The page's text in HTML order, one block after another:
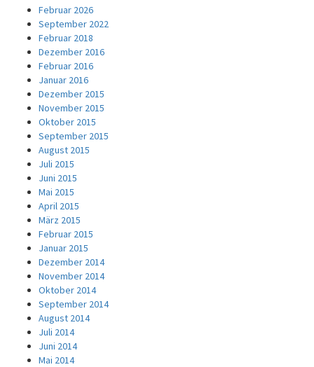
Februar 2026
September 2022
Februar 2018
Dezember 2016
Februar 2016
Januar 2016
Dezember 2015
November 2015
Oktober 2015
September 2015
August 2015
Juli 2015
Juni 2015
Mai 2015
April 2015
März 2015
Februar 2015
Januar 2015
Dezember 2014
November 2014
Oktober 2014
September 2014
August 2014
Juli 2014
Juni 2014
Mai 2014